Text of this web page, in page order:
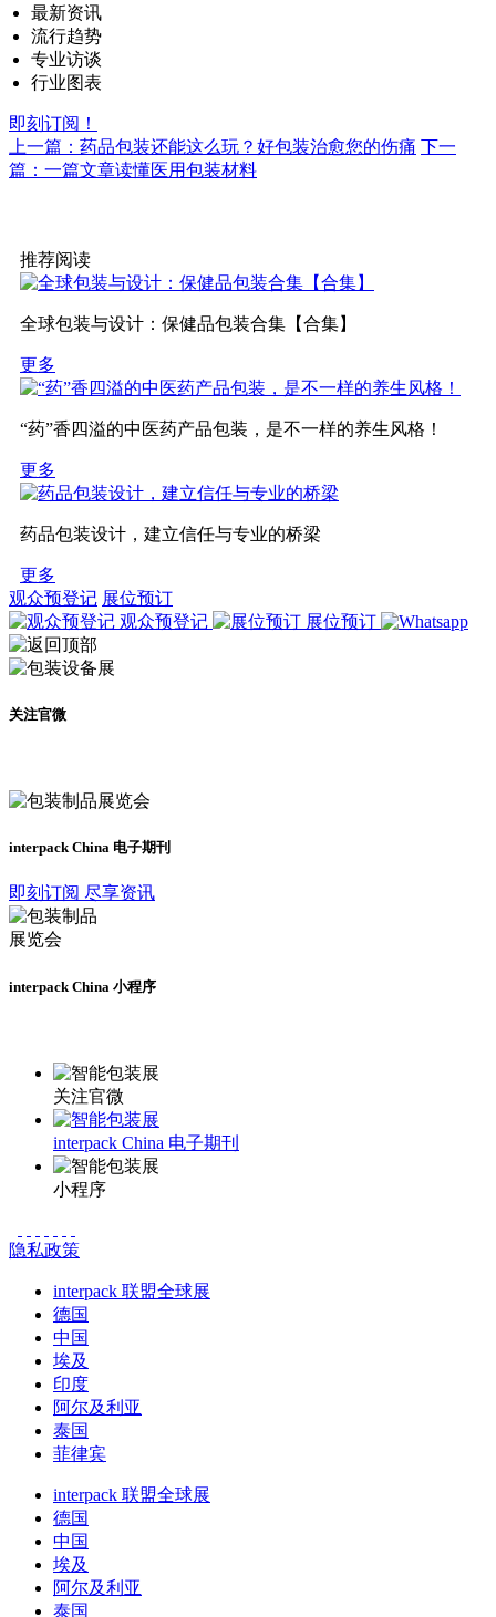
最新资讯
流行趋势
专业访谈
行业图表
即刻订阅！
上一篇：药品包装还能这么玩？好包装治愈您的伤痛 下一
篇：一篇文章读懂医用包装材料
推荐阅读
全球包装与设计：保健品包装合集【合集】
更多
“药”香四溢的中医药产品包装，是不一样的养生风格！
更多
药品包装设计，建立信任与专业的桥梁
更多
观众预登记 展位预订
观众预登记
展位预订
关注官微
interpack China 电子期刊
即刻订阅 尽享资讯
interpack China 小程序
关注官微
interpack China 电子期刊
小程序
隐私政策
interpack 联盟全球展
德国
中国
埃及
印度
阿尔及利亚
泰国
菲律宾
interpack 联盟全球展
德国
中国
埃及
阿尔及利亚
泰国